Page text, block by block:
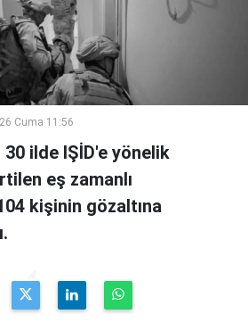
Cuma 11:56
30 ilde IŞİD'e yönelik
eş zamanlı
kişinin gözaltına